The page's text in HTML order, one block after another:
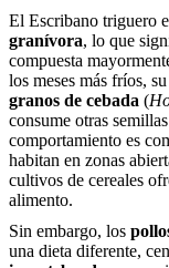
El Escribano triguero
granívora, lo que
compuesta
los meses más fríos,
granos de cebada (
consume otras
comportamiento es
habitan en zonas
cultivos de cereales
alimento.
Sin embargo, los
una dieta diferente,